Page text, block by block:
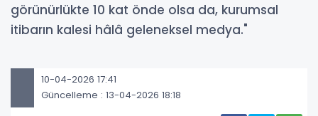
görünürlükte 10 kat önde olsa da, kurumsal
itibarın kalesi hâlâ geleneksel medya."
10-04-2026 17:41
Güncelleme : 13-04-2026 18:18